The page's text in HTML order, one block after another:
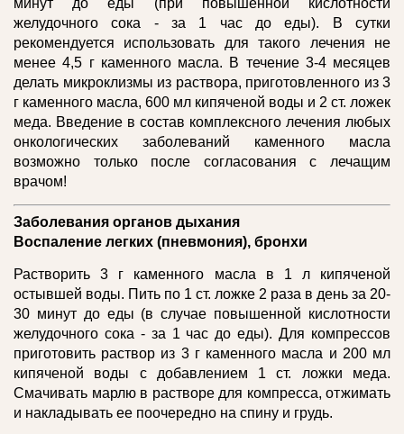
минут до еды (при повышенной кислотности
желудочного сока - за 1 час до еды). В сутки
рекомендуется использовать для такого лечения не
менее 4,5 г каменного масла. В течение 3-4 месяцев
делать микроклизмы из раствора, приготовленного из 3
г каменного масла, 600 мл кипяченой воды и 2 ст. ложек
меда. Введение в состав комплексного лечения любых
онкологических заболеваний каменного масла
возможно только после согласования с лечащим
врачом!
Заболевания органов дыхания
Воспаление легких (пневмония), бронхи
Растворить 3 г каменного масла в 1 л кипяченой
остывшей воды. Пить по 1 ст. ложке 2 раза в день за 20-
30 минут до еды (в случае повышенной кислотности
желудочного сока - за 1 час до еды). Для компрессов
приготовить раствор из 3 г каменного масла и 200 мл
кипяченой воды с добавлением 1 ст. ложки меда.
Смачивать марлю в растворе для компресса, отжимать
и накладывать ее поочередно на спину и грудь.